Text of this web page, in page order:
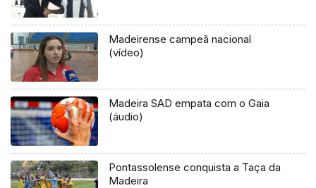
Madeirense campeã nacional
(vídeo)
Madeira SAD empata com o Gaia
(áudio)
Pontassolense conquista a Taça da
Madeira